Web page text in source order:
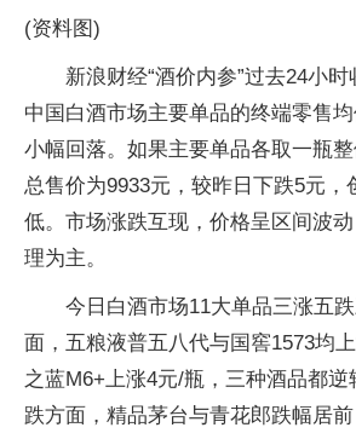
(资料图)
新浪财经“酒价内参”过去24小时
中国白酒市场主要单品的终端零售
小幅回落。如果主要单品各取一瓶
总售价为9933元，较昨日下跌5元，
低。市场涨跌互现，价格呈区间波
理为主。
今日白酒市场11大单品三涨五
面，五粮液普五八代与国窖1573均
之蓝M6+上涨4元/瓶，三种酒品都
跌方面，精品茅台与青花郎跌幅居前